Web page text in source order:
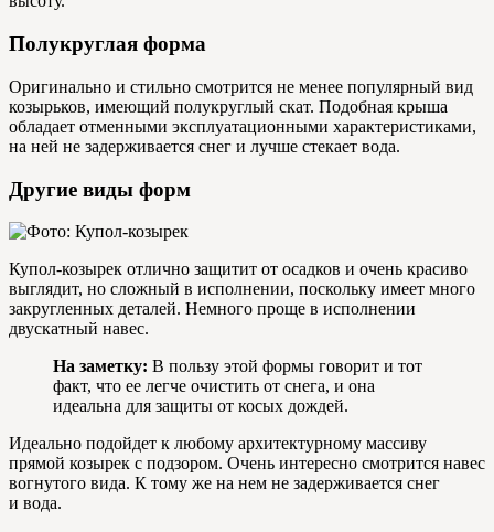
Полукруглая форма
Оригинально и стильно смотрится не менее популярный вид
козырьков, имеющий полукруглый скат. Подобная крыша
обладает отменными эксплуатационными характеристиками,
на ней не задерживается снег и лучше стекает вода.
Другие виды форм
Купол-козырек отлично защитит от осадков и очень красиво
выглядит, но сложный в исполнении, поскольку имеет много
закругленных деталей. Немного проще в исполнении
двускатный навес.
На заметку: В пользу этой формы говорит и тот
факт, что ее легче очистить от снега, и она
идеальна для защиты от косых дождей.
Идеально подойдет к любому архитектурному массиву
прямой козырек с подзором. Очень интересно смотрится навес
вогнутого вида. К тому же на нем не задерживается снег
и вода.